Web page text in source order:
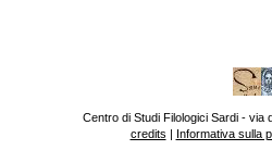
Centro di Studi Filologici Sardi - via
credits | Informativa sulla